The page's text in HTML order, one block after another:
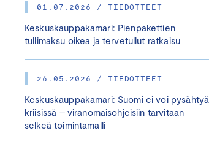
01.07.2026 / TIEDOTTEET
Keskuskauppakamari: Pienpakettien
tullimaksu oikea ja tervetullut ratkaisu
26.05.2026 / TIEDOTTEET
Keskuskauppakamari: Suomi ei voi pysähtyä
kriisissä – viranomaisohjeisiin tarvitaan
selkeä toimintamalli